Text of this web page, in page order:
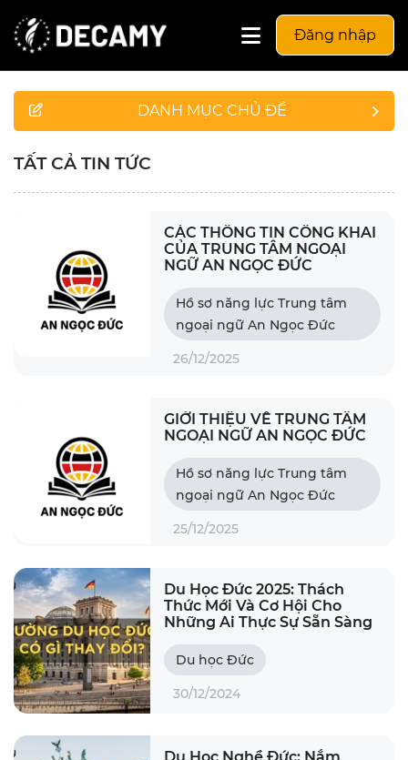
Đăng nhập
DANH MỤC CHỦ ĐỀ
TẤT CẢ TIN TỨC
CÁC THÔNG TIN CÔNG KHAI
CỦA TRUNG TÂM NGOẠI
NGỮ AN NGỌC ĐỨC
Hồ sơ năng lực Trung tâm
ngoại ngữ An Ngọc Đức
26/12/2025
GIỚI THIỆU VỀ TRUNG TÂM
NGOẠI NGỮ AN NGỌC ĐỨC
Hồ sơ năng lực Trung tâm
ngoại ngữ An Ngọc Đức
25/12/2025
Du Học Đức 2025: Thách
Thức Mới Và Cơ Hội Cho
Những Ai Thực Sự Sẵn Sàng
Du học Đức
30/12/2024